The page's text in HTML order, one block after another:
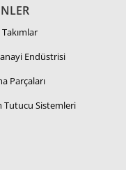
Takımlar
Endüstrisi
Parçaları
Tutucu Sistemleri